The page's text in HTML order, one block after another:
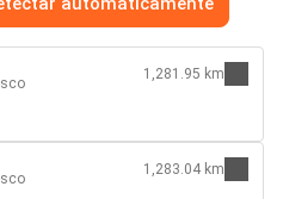
1,281.95 km
1,283.04 km